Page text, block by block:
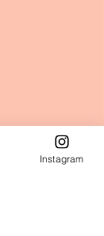
Instagram